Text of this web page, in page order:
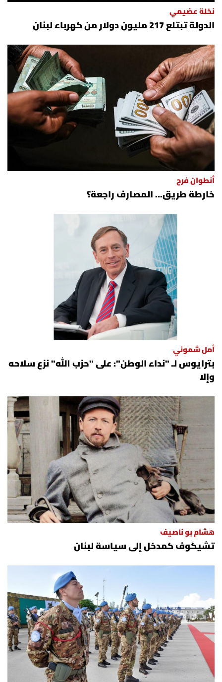
نخلة عضيمي
الدولة تبتلع 217 مليون دولار من كهرباء لبنان
أنطوان فرح
خارطة طريق... المصارف راجعة؟
أمل شموني
بترايوس لـ "نداء الوطن": على "حزب الله" نزع سلاحه
وإلا
هشام بو ناصيف
تشيكوف كمدخل إلى سياسة لبنان